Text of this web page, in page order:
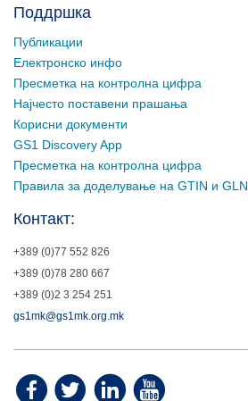
Поддршка
Публикации
Електронско инфо
Пресметка на контролна цифра
Најчесто поставени прашања
Корисни документи
GS1 Discovery App
Пресметка на контролна цифра
Правила за доделување на GTIN и GLN
Контакт:
+389 (0)77 552 826
+389 (0)78 280 667
+389 (0)2 3 254 251
gs1mk@gs1mk.org.mk